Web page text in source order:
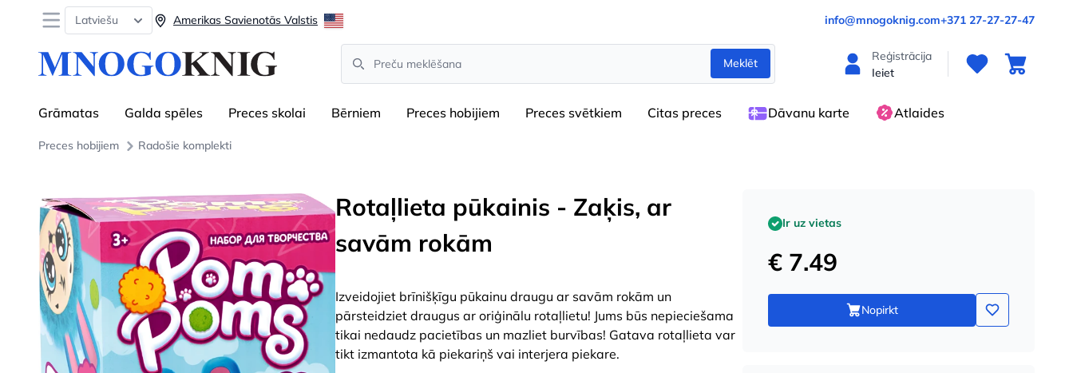
Open menu
Latviešu Amerikas Savienotās Valstis info@mnogoknig.com+371 27-27-27-47
Search
Meklēt
Reģistrācija
Ieiet
Grāmatas Galda spēles Preces skolai Bērniem Preces hobijiem Preces svētkiem Сitas preces Dāvanu karte Atlaides
Preces hobijiem Radošie komplekti
Rotaļlieta pūkainis - Zaķis, ar
savām rokām
Izveidojiet brīnišķīgu pūkainu draugu ar savām rokām un
pārsteidziet draugus ar oriģinālu rotaļlietu! Jums būs nepieciešama
tikai nedaudz pacietības un mazliet burvības! Gatava rotaļlieta var
tikt izmantota kā piekariņš vai interjera piekare.
Ir uz vietas
€ 7.49
Nopirkt